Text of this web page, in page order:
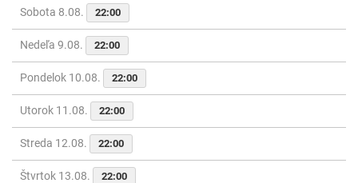
Sobota 8.08. 22:00
Nedeľa 9.08. 22:00
Pondelok 10.08. 22:00
Utorok 11.08. 22:00
Streda 12.08. 22:00
Štvrtok 13.08. 22:00